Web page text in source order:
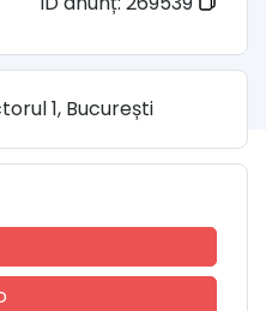
1, București